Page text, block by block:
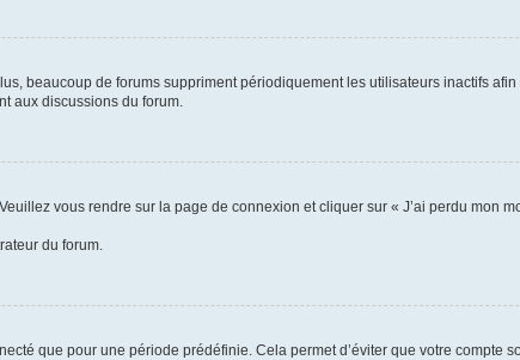
beaucoup de forums suppriment périodiquement les utilisateurs inactifs
aux discussions du forum.
vous rendre sur la page de connexion et cliquer sur « J’ai perdu mon
du forum.
que pour une période prédéfinie. Cela permet d’éviter que votre compte